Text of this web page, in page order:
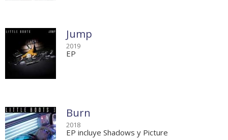
Jump
2019
EP
Burn
2018
EP incluye Shadows y Picture